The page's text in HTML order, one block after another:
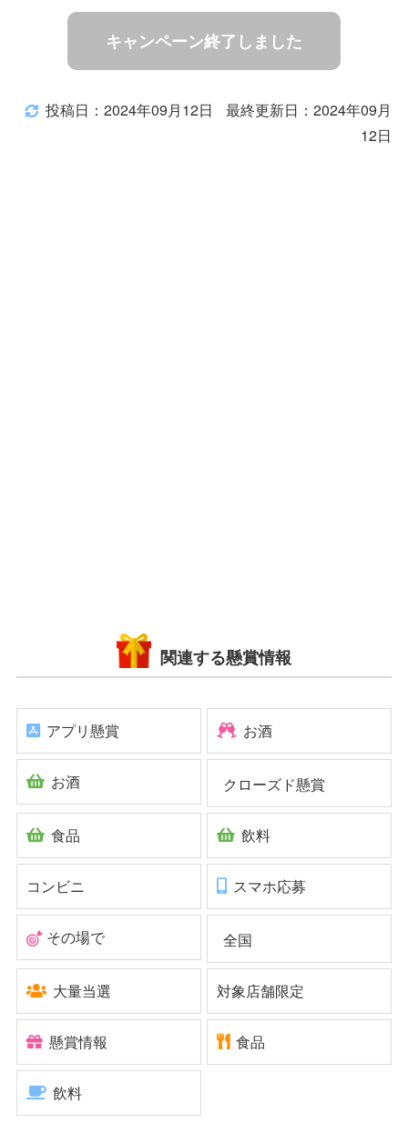
キャンペーン終了しました
投稿日：2024年09月12日
最終更新日：2024年09月
12日
関連する懸賞情報
アプリ懸賞 お酒
お酒 クローズド懸賞
食品 飲料
コンビニ スマホ応募
その場で 全国
大量当選 対象店舗限定
懸賞情報 食品
飲料